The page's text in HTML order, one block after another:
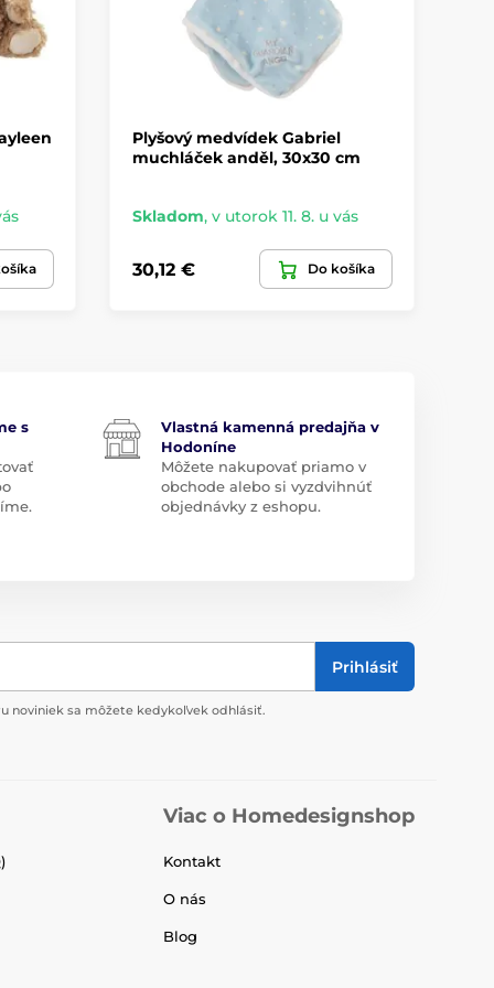
Plyšový medvídek Gabriel
muchláček anděl, 30x30 cm
Skladom, v utorok 11. 8. u vás
30,12 € Do košíka
s
Vlastná kamenná predajňa v
Hodoníne
Môžete nakupovať priamo v
obchode alebo si vyzdvihnúť
objednávky z eshopu.
Prihlásiť
noviniek sa môžete kedykoľvek odhlásiť.
Viac o Homedesignshop
Kontakt
O nás
Blog